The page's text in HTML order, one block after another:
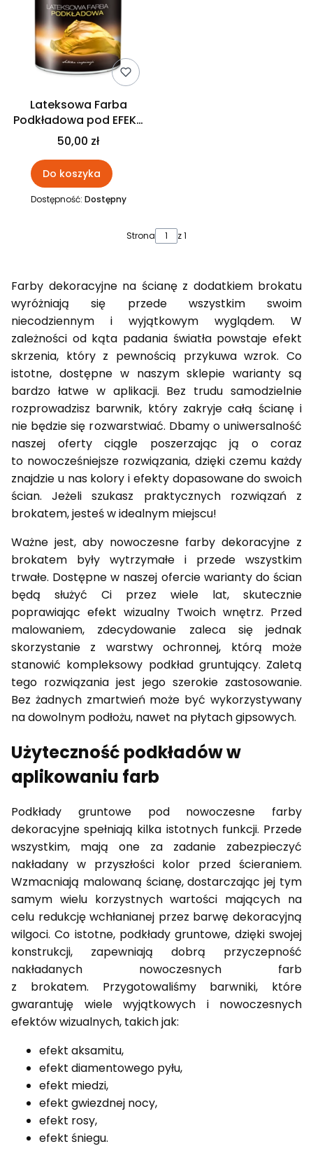
Lateksowa Farba
Podkładowa pod EFEKT
AKSAMITU Guardi
50,00 zł
Do koszyka
Dostępność: Dostępny
Strona z 1
Farby dekoracyjne na ścianę z dodatkiem brokatu
wyróżniają się przede wszystkim swoim
niecodziennym i wyjątkowym wyglądem. W
zależności od kąta padania światła powstaje efekt
skrzenia, który z pewnością przykuwa wzrok. Co
istotne, dostępne w naszym sklepie warianty są
bardzo łatwe w aplikacji. Bez trudu samodzielnie
rozprowadzisz barwnik, który zakryje całą ścianę i
nie będzie się rozwarstwiać. Dbamy o uniwersalność
naszej oferty ciągle poszerzając ją o coraz
to nowocześniejsze rozwiązania, dzięki czemu każdy
znajdzie u nas kolory i efekty dopasowane do swoich
ścian. Jeżeliszukasz praktycznych rozwiązań z
brokatem, jesteś w idealnym miejscu!
Ważne jest, aby nowoczesne farby dekoracyjne z
brokatem były wytrzymałe i przede wszystkim
trwałe. Dostępne w naszej ofercie warianty do ścian
będą służyć Ci przez wiele lat, skutecznie
poprawiając efekt wizualny Twoich wnętrz. Przed
malowaniem,
zdecydowanie zaleca się
jednak
skorzystanie
z warstwy ochronnej, którą
może
stanowić kompleksowy podkład gruntujący. Zaletą
tego rozwiązania jest jego szerokie zastosowanie.
Bez żadnych zmartwień może być wykorzystywany
na dowolnym podłożu, nawet na płytach gipsowych.
Użyteczność podkładów w
aplikowaniu farb
Podkłady gruntowe pod nowoczesne farby
dekoracyjne spełniają kilka istotnych funkcji. Przede
wszystkim, mają one za zadanie zabezpieczyć
nakładany w przyszłości kolor przed ścieraniem.
Wzmacniają malowaną ścianę, dostarczając jej tym
samym wielu korzystnych wartości mających na
celu redukcję wchłanianej przez barwę dekoracyjną
wilgoci. Co istotne, podkłady gruntowe, dzięki swojej
konstrukcji, zapewniają dobrą przyczepność
nakładanych nowoczesnych farb
z brokatem. Przygotowaliśmy barwniki, które
gwarantuję wiele wyjątkowych i nowoczesnych
efektów wizualnych, takich jak:
efekt aksamitu,
efekt diamentowego pyłu,
efekt miedzi,
efekt gwiezdnej nocy,
efekt rosy,
efekt śniegu.